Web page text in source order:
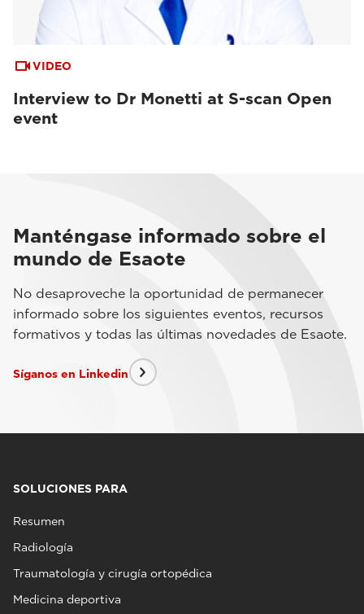
VIDEO
Interview to Dr Monetti at S-scan Open
event
Manténgase informado sobre el
mundo de Esaote
No desaproveche la oportunidad de permanecer
informado sobre los siguientes eventos, recursos
formativos y todas las últimas novedades de Esaote.
Síganos en Linkedin
SOLUCIONES PARA
Resumen
Radiología
Traumatología y cirugía ortopédica
Medicina deportiva